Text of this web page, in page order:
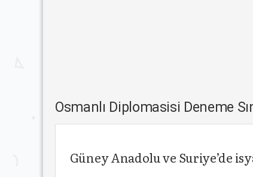
Osmanlı Diplomasisi Deneme
Güney Anadolu ve Suriye’de